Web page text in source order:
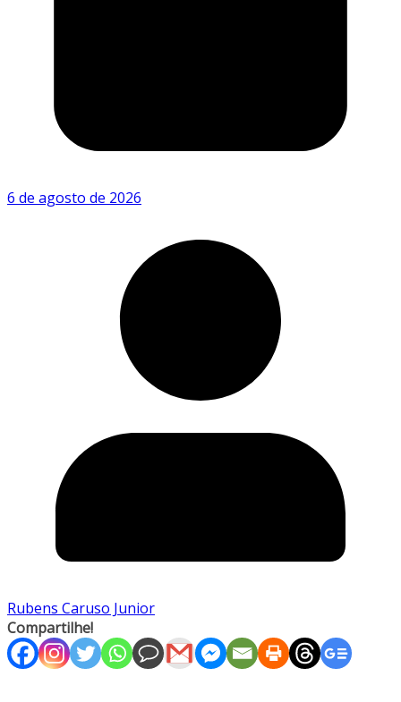
6 de agosto de 2026
Rubens Caruso Junior
Compartilhe!